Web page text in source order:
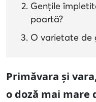
Gențile
poartă?
O varietate de
Primăvara și
o doză mai mare